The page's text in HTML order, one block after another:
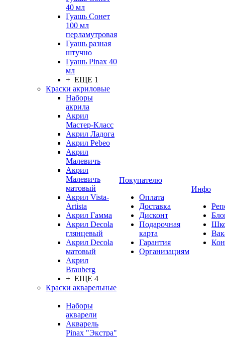
40 мл
Гуашь Сонет
100 мл
перламутровая
Гуашь разная
штучно
Гуашь Pinax 40
мл
+ ЕЩЕ 1
Краски акриловые
Наборы
акрила
Акрил
Мастер-Класс
Акрил Ладога
Акрил Pebeo
Акрил
Малевичъ
Акрил
Малевичъ
матовый
Акрил Vista-
Artista
Акрил Гамма
Акрил Decola
глянцевый
Акрил Decola
матовый
Акрил
Brauberg
+ ЕЩЕ 4
Краски акварельные
Наборы
акварели
Акварель
Pinax "Экстра"
Покупателю
Оплата
Доставка
Дисконт
Подарочная
карта
Гарантия
Организациям
Инфо